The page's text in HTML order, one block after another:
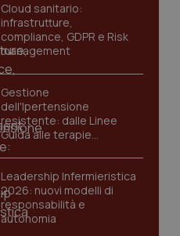
Cloud sanitario:
infrastrutture,
compliance, GDPR e Risk
management
Gestione
dell'Ipertensione
resistente: dalle Linee
Guida alle terapie
innovative
Leadership Infermieristica
2026: nuovi modelli di
responsabilità e
autonomia